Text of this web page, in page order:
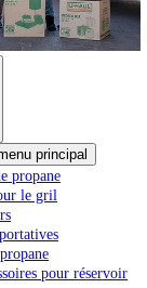
principal
propane
le gril
pour réservoir